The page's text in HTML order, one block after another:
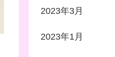
2023年3月
2023年1月